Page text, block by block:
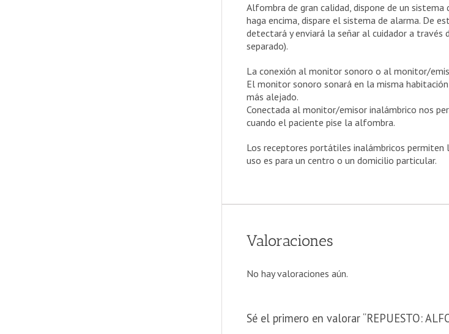
Alfombra de gran calidad, dispone de un
haga encima, dispare el sistema de alarma. De
detectará y enviará la señar al cuidador a
separado).
La conexión al monitor sonoro o al monitor/
El monitor sonoro sonará en la misma
más alejado.
Conectada al monitor/emisor inalámbrico nos
cuando el paciente pise la alfombra.
Los receptores portátiles inalámbricos permiten
uso es para un centro o un domicilio particular.
Valoraciones
No hay valoraciones aún.
Sé el primero en valorar “REPUESTO: